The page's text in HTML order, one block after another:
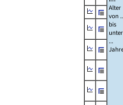
Alter
von
bis
unter
...